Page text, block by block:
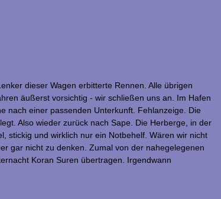
dieser Wagen erbitterte Rennen. Alle übrigen
äußerst vorsichtig - wir schließen uns an. Im Hafen
nach einer passenden Unterkunft. Fehlanzeige. Die
Also wieder zurück nach Sape. Die Herberge, in der
stickig und wirklich nur ein Notbehelf. Wären wir nicht
gar nicht zu denken. Zumal von der nahegelegenen
Koran Suren übertragen. Irgendwann